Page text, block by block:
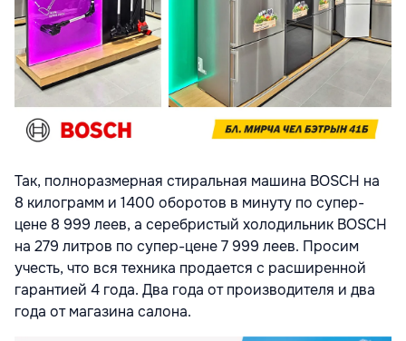
Так, полноразмерная стиральная машина BOSCH на
8 килограмм и 1400 оборотов в минуту по супер-
цене 8 999 леев, а серебристый холодильник BOSCH
на 279 литров по супер-цене 7 999 леев. Просим
учесть, что вся техника продается с расширенной
гарантией 4 года. Два года от производителя и два
года от магазина салона.